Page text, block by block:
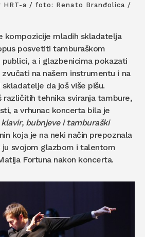
HRT-a / foto: Renato Branđolica /
kompozicije mladih skladatelja
posvetiti tamburaškom
a i glazbenicima pokazati
na našem instrumentu i na
da još više pišu.
različitih tehnika sviranja tambure,
a vrhunac koncerta bila je
klavir, bubnjeve i tamburaški
koja je na neki način prepoznala
ju svojom glazbom i talentom
Fortuna nakon koncerta.